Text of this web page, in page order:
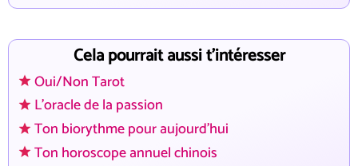
Cela pourrait aussi t'intéresser
Oui/Non Tarot
L'oracle de la passion
Ton biorythme pour aujourd'hui
Ton horoscope annuel chinois